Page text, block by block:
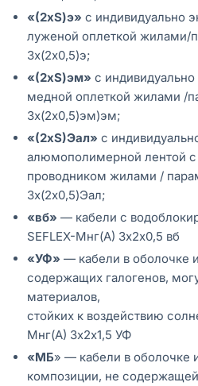
«(2хS)э» с индивидуально
луженой оплеткой жилами/
3х(2х0,5)э;
«(2хS)эм» с
медной оплеткой жилами /
3х(2х0,5)эм)эм;
«(2хS)Эал» с
алюмополимерной лентой
проводником жилами /
3х(2х0,5)Эал;
«вб» — кабели с
SEFLEX-Мнг(А) 3х2х0,5 вб
«УФ» — кабели в оболочке
содержащих галогенов,
материалов,
стойких к воздействию
Мнг(А) 3х2х1,5 УФ
«МБ» — кабели в оболочке
композиции, не